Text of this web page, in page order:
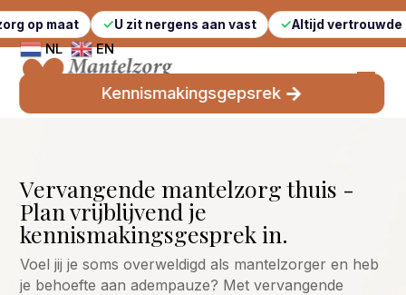
U zit nergens aan vast Altijd vertrouwde gezichten
NL EN
Kennismakingsgepsrek
Vervangende mantelzorg thuis -
Plan vrijblijvend je
kennismakingsgesprek in.
Voel jij je soms overweldigd als mantelzorger en heb
je behoefte aan adempauze? Met vervangende